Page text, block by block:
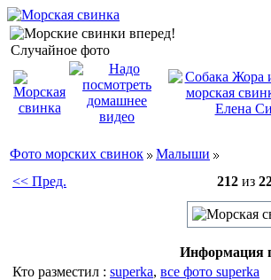
Случайное фото
Фото морских свинок
Малыши
<< Пред.
212 из
Информация
Кто разместил : superka, все фото superka